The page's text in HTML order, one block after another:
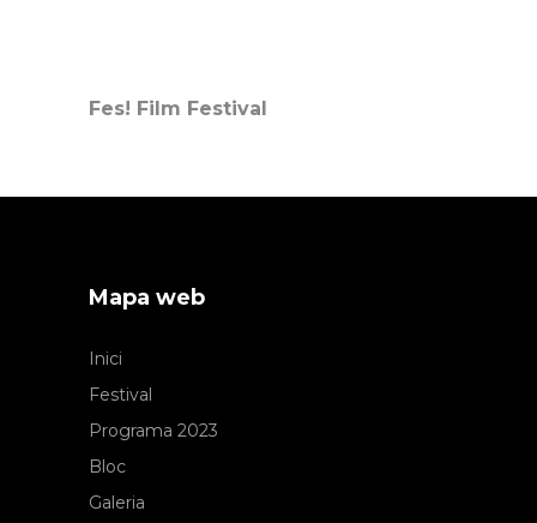
Fes! Film Festival
Mapa web
Inici
Festival
Programa 2023
Bloc
Galeria